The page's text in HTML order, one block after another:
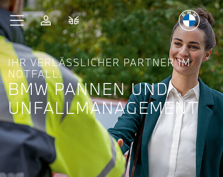
Zum Hauptinhalt springen
AnmeldenFahrzeugvergleich
Freudeam Fahren
IHR VERLÄSSLICHER PARTNER IM
NOTFALL.
BMW PANNEN UND
UNFALL­MANAGE­MENT